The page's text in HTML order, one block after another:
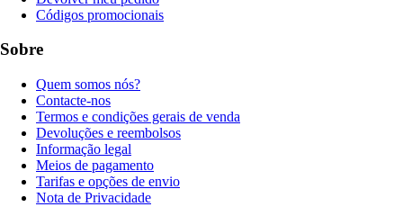
Códigos promocionais
Sobre
Quem somos nós?
Contacte-nos
Termos e condições gerais de venda
Devoluções e reembolsos
Informação legal
Meios de pagamento
Tarifas e opções de envio
Nota de Privacidade